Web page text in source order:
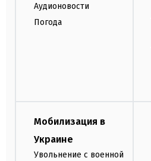
Аудионовости
Погода
Мобилизация в
Украине
Увольнение с военной